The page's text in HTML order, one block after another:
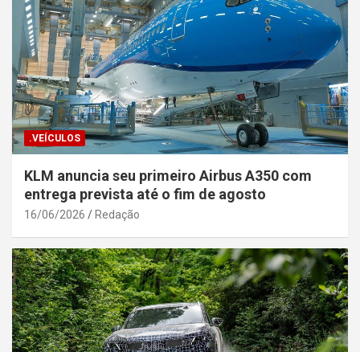
.VEÍCULOS
KLM anuncia seu primeiro Airbus A350 com
entrega prevista até o fim de agosto
16/06/2026 Redação